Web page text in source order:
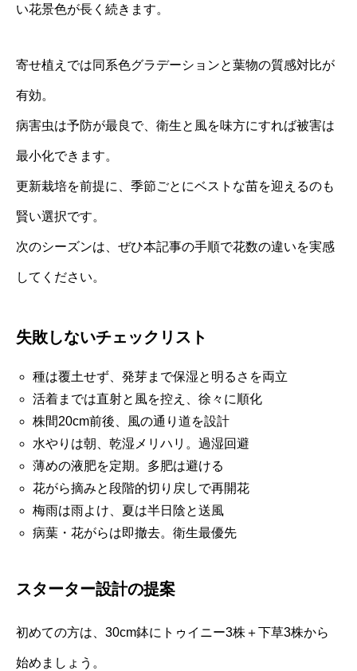
い花景色が長く続きます。
寄せ植えでは同系色グラデーションと葉物の質感対比が
有効。
病害虫は予防が最良で、衛生と風を味方にすれば被害は
最小化できます。
更新栽培を前提に、季節ごとにベストな苗を迎えるのも
賢い選択です。
次のシーズンは、ぜひ本記事の手順で花数の違いを実感
してください。
失敗しないチェックリスト
種は覆土せず、発芽まで保湿と明るさを両立
活着までは直射と風を控え、徐々に順化
株間20cm前後、風の通り道を設計
水やりは朝、乾湿メリハリ。過湿回避
薄めの液肥を定期。多肥は避ける
花がら摘みと段階的切り戻しで再開花
梅雨は雨よけ、夏は半日陰と送風
病葉・花がらは即撤去。衛生最優先
スターター設計の提案
初めての方は、30cm鉢にトゥイニー3株＋下草3株から
始めましょう。